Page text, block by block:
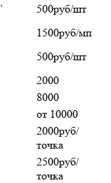
500руб/шт
1500руб/мп
500руб/шт
2000
8000
от 10000
2000руб/
точка
2500руб/
точка